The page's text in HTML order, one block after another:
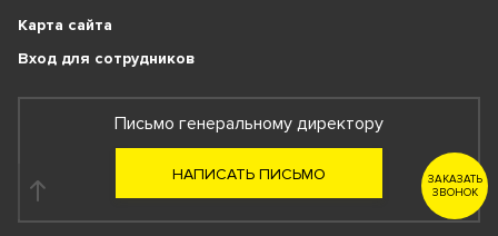
Карта сайта
Вход для сотрудников
Письмо генеральному директору
НАПИСАТЬ ПИСЬМО
ЗАКАЗАТЬ
ЗВОНОК